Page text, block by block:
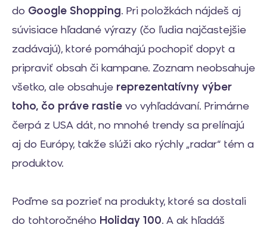
do Google Shopping. Pri položkách nájdeš aj
súvisiace hľadané výrazy (čo ľudia najčastejšie
zadávajú), ktoré pomáhajú pochopiť dopyt a
pripraviť obsah či kampane. Zoznam neobsahuje
všetko, ale obsahuje reprezentatívny výber
toho, čo práve rastie vo vyhľadávaní. Primárne
čerpá z USA dát, no mnohé trendy sa prelínajú
aj do Európy, takže slúži ako rýchly „radar“ tém a
produktov.
Poďme sa pozrieť na produkty, ktoré sa dostali
do tohtoročného Holiday 100. A ak hľadáš